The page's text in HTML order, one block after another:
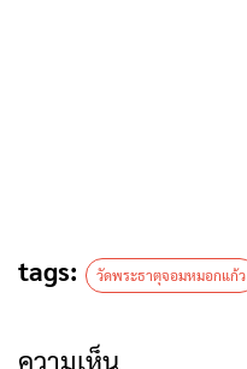
tags: วัดพระธาตุจอมหมอกแก้ว
ความเห็น